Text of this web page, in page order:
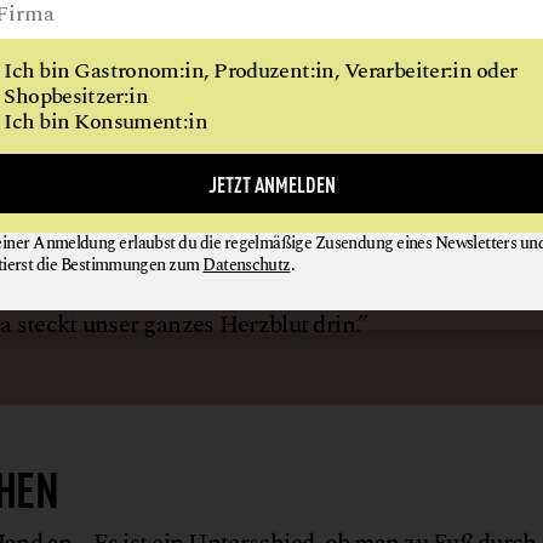
in einem Weinberg Amphoren vergraben und mit
er als Pflanze das ganze Jahr über gewachsen ist,
zugleich als natürliche Kühlung und ist fast das
ein langsamer, gleichmäßiger Gärungsprozess. So
Weine.“
der „Storchenstadt“ Rust hat ein flüssiges
steckt unser ganzes Herzblut drin.”
Ich bin Gastronom:in, Produzent:in, Verarbeiter:in oder
Shopbesitzer:in
Ich bin Konsument:in
JETZT ANMELDEN
Anmeldung erlaubst du die regelmäßige Zusendung eines Newsletters
die Bestimmungen zumDatenschutz.